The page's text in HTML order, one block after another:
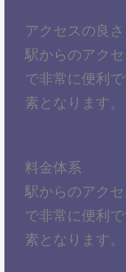
アクセスの良さ
駅からのアク
で非常に便利
素となります。
料金体系
駅からのアク
で非常に便利
素となります。